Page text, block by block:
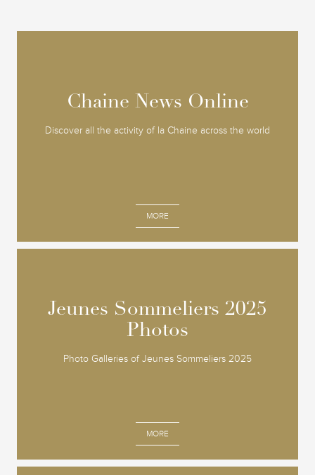
Chaine News Online
Discover all the activity of la Chaine across the world
MORE
Chaine News Online
Jeunes Sommeliers 2025
Photos
Photo Galleries of Jeunes Sommeliers 2025
MORE
Jeunes Sommeliers 2025
Photos